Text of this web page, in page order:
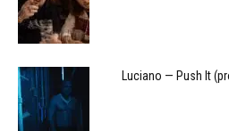
Luciano — Push It